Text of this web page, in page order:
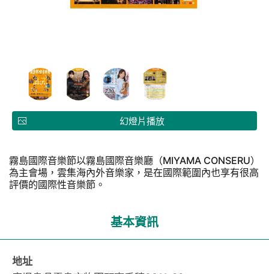
幻燈片播放
霧島國際音樂節以霧島國際音樂廳（MIYAMA CONSERU）
為主會場，雲集海內外音樂家，是在國際範圍內也享有很高
評價的國際性音樂節。
基本資訊
地址